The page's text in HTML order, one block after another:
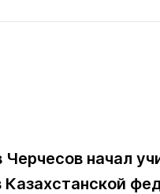
начал